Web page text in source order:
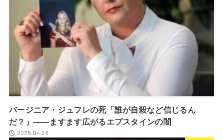
バージニア・ジュフレの死「誰が自殺など信じるん
だ？」――ますます広がるエプスタインの闇
2025.04.28